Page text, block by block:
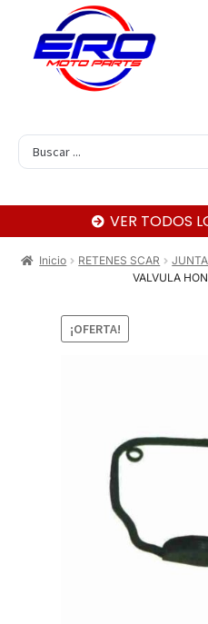
VER TODOS
Inicio RETENES SCAR
VALVULA
¡OFERTA!